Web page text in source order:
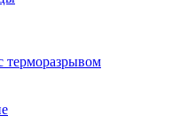
терморазрывом